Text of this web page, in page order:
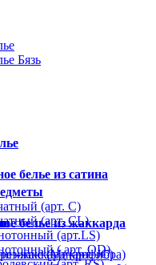
Бязь
белье из сатина
(арт. С)
(арт. СL)
(арт.LS)
( арт. OD)
белье из жаккарда
жаккард (арт. JC)
(Микрофибра)